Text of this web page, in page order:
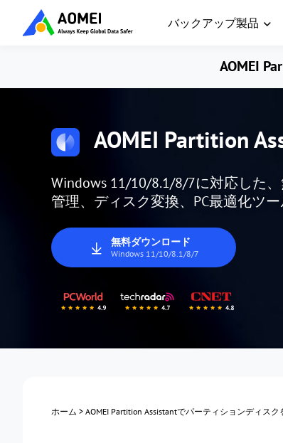
バックアップ製品
AOMEI
AOMEI Partition
Windows 11/10/8.1/8/7に対応した
管理、ディスク変換、PC最適化ツー
無料ダウンロード
Windows 11/10/8.1/8/7
ホーム > AOMEI Partition Assistantでパーティションディス